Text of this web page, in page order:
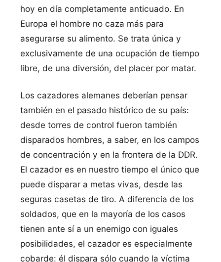
hoy en día completamente anticuado. En
Europa el hombre no caza más para
asegurarse su alimento. Se trata única y
exclusivamente de una ocupación de tiempo
libre, de una diversión, del placer por matar.
Los cazadores alemanes deberían pensar
también en el pasado histórico de su país:
desde torres de control fueron también
disparados hombres, a saber, en los campos
de concentración y en la frontera de la DDR.
El cazador es en nuestro tiempo el único que
puede disparar a metas vivas, desde las
seguras casetas de tiro. A diferencia de los
soldados, que en la mayoría de los casos
tienen ante sí a un enemigo con iguales
posibilidades, el cazador es especialmente
cobarde: él dispara sólo cuando la víctima